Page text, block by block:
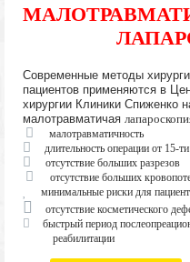
Современные методы
пациентов применяются в
хирургии Клиники Спиженко
малотравматичая
малотравматичность
длительность операции от 15-
отсутствие больших разрезов
отсутствие больших
минимальные риски для
отсутствие косметического
быстрый период
реабилитации